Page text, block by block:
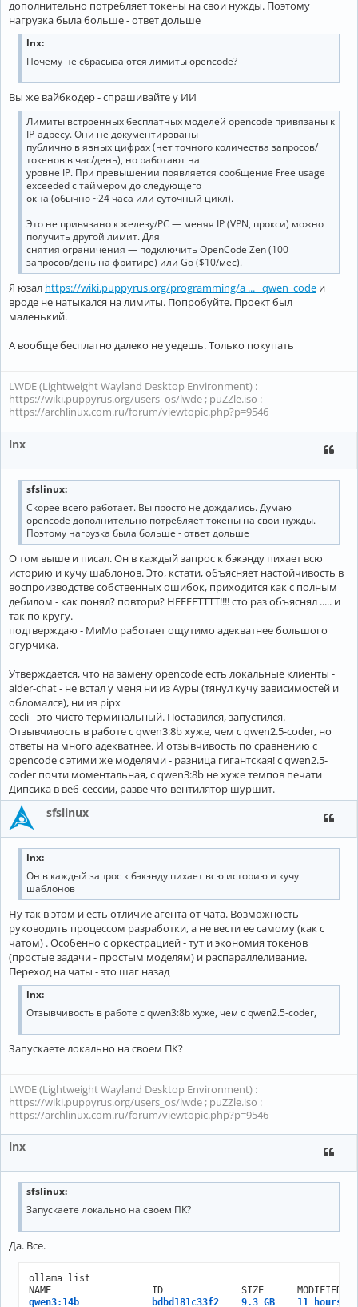
дополнительно потребляет токены на свои нужды. Поэтому
нагрузка была больше - ответ дольше
lnx:
Почему не сбрасываются лимиты opencode?
Вы же вайбкодер - спрашивайте у ИИ
Лимиты встроенных бесплатных моделей opencode привязаны к
IP-адресу. Они не документированы
публично в явных цифрах (нет точного количества запросов/
токенов в час/день), но работают на
уровне IP. При превышении появляется сообщение Free usage
exceeded с таймером до следующего
окна (обычно ~24 часа или суточный цикл).
Это не привязано к железу/PC — меняя IP (VPN, прокси) можно
получить другой лимит. Для
снятия ограничения — подключить OpenCode Zen (100
запросов/день на фритире) или Go ($10/мес).
Я юзал https://wiki.puppyrus.org/programming/a ... _qwen_code и
вроде не натыкался на лимиты. Попробуйте. Проект был
маленький.
А вообще бесплатно далеко не уедешь. Только покупать
LWDE (Lightweight Wayland Desktop Environment) :
https://wiki.puppyrus.org/users_os/lwde ; puZZle.iso :
https://archlinux.com.ru/forum/viewtopic.php?p=9546
lnx
sfslinux:
Скорее всего работает. Вы просто не дождались. Думаю
opencode дополнительно потребляет токены на свои нужды.
Поэтому нагрузка была больше - ответ дольше
О том выше и писал. Он в каждый запрос к бэкэнду пихает всю
историю и кучу шаблонов. Это, кстати, объясняет настойчивость в
воспроизводстве собственных ошибок, приходится как с полным
дебилом - как понял? повтори? НЕЕЕЕТТТТ!!!! сто раз объяснял ..... и
так по кругу.
подтверждаю - МиМо работает ощутимо адекватнее большого
огурчика.
Утверждается, что на замену opencode есть локальные клиенты -
aider-chat - не встал у меня ни из Ауры (тянул кучу зависимостей и
обломался), ни из pipx
cecli - это чисто терминальный. Поставился, запустился.
Отзывчивость в работе с qwen3:8b хуже, чем с qwen2.5-coder, но
ответы на много адекватнее. И отзывчивость по сравнению с
opencode с этими же моделями - разница гигантская! с qwen2.5-
coder почти моментальная, с qwen3:8b не хуже темпов печати
Дипсика в веб-сессии, разве что вентилятор шуршит.
sfslinux
lnx:
Он в каждый запрос к бэкэнду пихает всю историю и кучу
шаблонов
Ну так в этом и есть отличие агента от чата. Возможность
руководить процессом разработки, а не вести ее самому (как с
чатом) . Особенно с оркестрацией - тут и экономия токенов
(простые задачи - простым моделям) и распараллеливание.
Переход на чаты - это шаг назад
lnx:
Отзывчивость в работе с qwen3:8b хуже, чем с qwen2.5-coder,
Запускаете локально на своем ПК?
LWDE (Lightweight Wayland Desktop Environment) :
https://wiki.puppyrus.org/users_os/lwde ; puZZle.iso :
https://archlinux.com.ru/forum/viewtopic.php?p=9546
lnx
sfslinux:
Запускаете локально на своем ПК?
Да. Все.
ollama list
qwen3:14b             bdbd181c33f2    9.3 GB    11 hours